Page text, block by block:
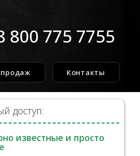
800 775 7755
Контакты
доступ:
известные и просто